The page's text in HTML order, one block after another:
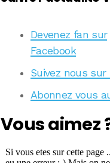
Devenez fan sur
Facebook
Suivez nous
Abonnez vous
Vous aimez